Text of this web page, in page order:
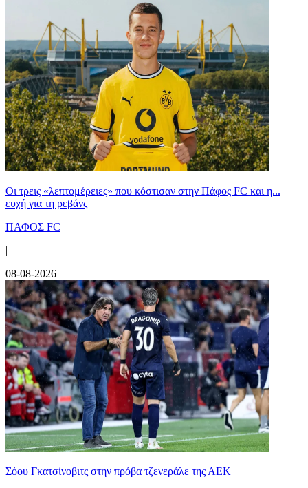
Οι τρεις «λεπτομέρειες» που κόστισαν στην Πάφος FC και η...
ευχή για τη ρεβάνς
ΠΑΦΟΣ FC
|
08-08-2026
Σόου Γκατσίνοβιτς στην πρόβα τζενεράλε της ΑΕΚ